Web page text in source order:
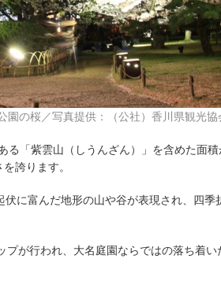
園の桜／写真提供：（公社）香川県観光協
る「紫雲山（しうんざん）」を含めた面
誇ります。
に富んだ地形の山や谷が表現され、四季
が行われ、大名庭園ならではの落ち着い